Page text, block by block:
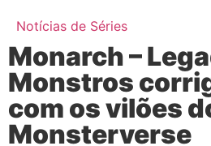
Notícias de Séries
Monarch –
Monstros
com os vilões
Monsterverse